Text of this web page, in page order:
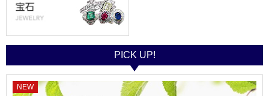
PICK UP!
NEW